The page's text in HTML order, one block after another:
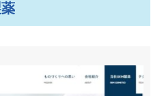
ルスペース株式会社
メーカー